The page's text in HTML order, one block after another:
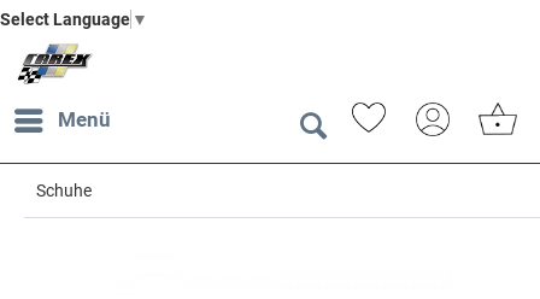
Select Language ▼
Menü
Schuhe